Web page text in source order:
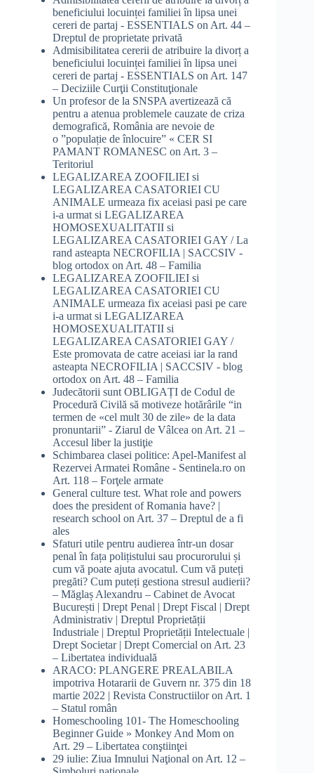
beneficiului locuinței familiei în lipsa unei
cereri de partaj - ESSENTIALS on Art. 44 –
Dreptul de proprietate privată
Admisibilitatea cererii de atribuire la divorț a
beneficiului locuinței familiei în lipsa unei
cereri de partaj - ESSENTIALS on Art. 147
– Deciziile Curţii Constituţionale
Un profesor de la SNSPA avertizează că
pentru a atenua problemele cauzate de criza
demografică, România are nevoie de
o ”populație de înlocuire” « CER SI
PAMANT ROMANESC on Art. 3 –
Teritoriul
LEGALIZAREA ZOOFILIEI si
LEGALIZAREA CASATORIEI CU
ANIMALE urmeaza fix aceiasi pasi pe care
i-a urmat si LEGALIZAREA
HOMOSEXUALITATII si
LEGALIZAREA CASATORIEI GAY / La
rand asteapta NECROFILIA | SACCSIV -
blog ortodox on Art. 48 – Familia
LEGALIZAREA ZOOFILIEI si
LEGALIZAREA CASATORIEI CU
ANIMALE urmeaza fix aceiasi pasi pe care
i-a urmat si LEGALIZAREA
HOMOSEXUALITATII si
LEGALIZAREA CASATORIEI GAY /
Este promovata de catre aceiasi iar la rand
asteapta NECROFILIA | SACCSIV - blog
ortodox on Art. 48 – Familia
Judecătorii sunt OBLIGAȚI de Codul de
Procedură Civilă să motiveze hotărârile “in
termen de «cel mult 30 de zile» de la data
pronuntarii” - Ziarul de Vâlcea on Art. 21 –
Accesul liber la justiţie
Schimbarea clasei politice: Apel-Manifest al
Rezervei Armatei Române - Sentinela.ro on
Art. 118 – Forţele armate
General culture test. What role and powers
does the president of Romania have? |
research school on Art. 37 – Dreptul de a fi
ales
Sfaturi utile pentru audierea într-un dosar
penal în fața polițistului sau procurorului și
cum vă poate ajuta avocatul. Cum vă puteți
pregăti? Cum puteți gestiona stresul audierii?
– Măglaș Alexandru – Cabinet de Avocat
București | Drept Penal | Drept Fiscal | Drept
Administrativ | Dreptul Proprietății
Industriale | Dreptul Proprietății Intelectuale |
Drept Societar | Drept Comercial on Art. 23
– Libertatea individuală
ARACO: PLANGERE PREALABILA
impotriva Hotararii de Guvern nr. 375 din 18
martie 2022 | Revista Constructiiloron Art. 1
– Statul român
Homeschooling 101- The Homeschooling
Beginner Guide » Monkey And Mom on
Art. 29 – Libertatea conştiinţei
29 iulie: Ziua Imnului Naţional on Art. 12 –